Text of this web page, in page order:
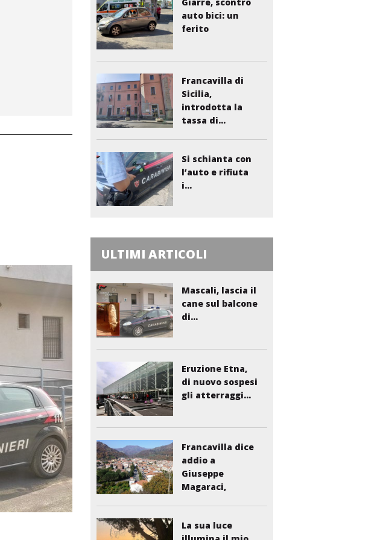
auto bici: un
ferito
Francavilla di
Sicilia,
introdotta la
tassa di...
Si schianta con
l’auto e rifiuta
i...
ULTIMI ARTICOLI
Mascali, lascia il
cane sul balcone
di...
Eruzione Etna,
di nuovo sospesi
gli atterraggi...
Francavilla dice
addio a
Giuseppe
Magaraci,
La sua luce